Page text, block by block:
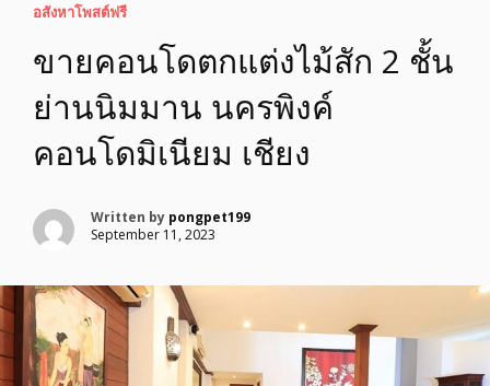
อสังหาโพสต์ฟรี
ขายคอนโดตกแต่งไม้สัก 2 ชั้น
ย่านนิมมาน นครพิงค์
คอนโดมิเนียม เชียง
Written by pongpet199
September 11, 2023